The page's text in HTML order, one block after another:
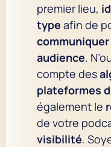
premier lieu,
type afin de
communiquer
audience.
compte des
plateformes
également le
de votre
visibilité.